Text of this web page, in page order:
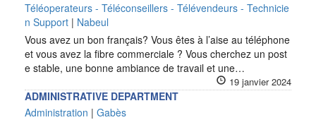
Téléoperateurs - Téléconseillers - Télévendeurs - Technicie
n Support | Nabeul
Vous avez un bon français? Vous êtes à l’aise au téléphone
et vous avez la fibre commerciale ? Vous cherchez un post
e stable, une bonne ambiance de travail et une…
19 janvier 2024
ADMINISTRATIVE DEPARTMENT
Administration | Gabès